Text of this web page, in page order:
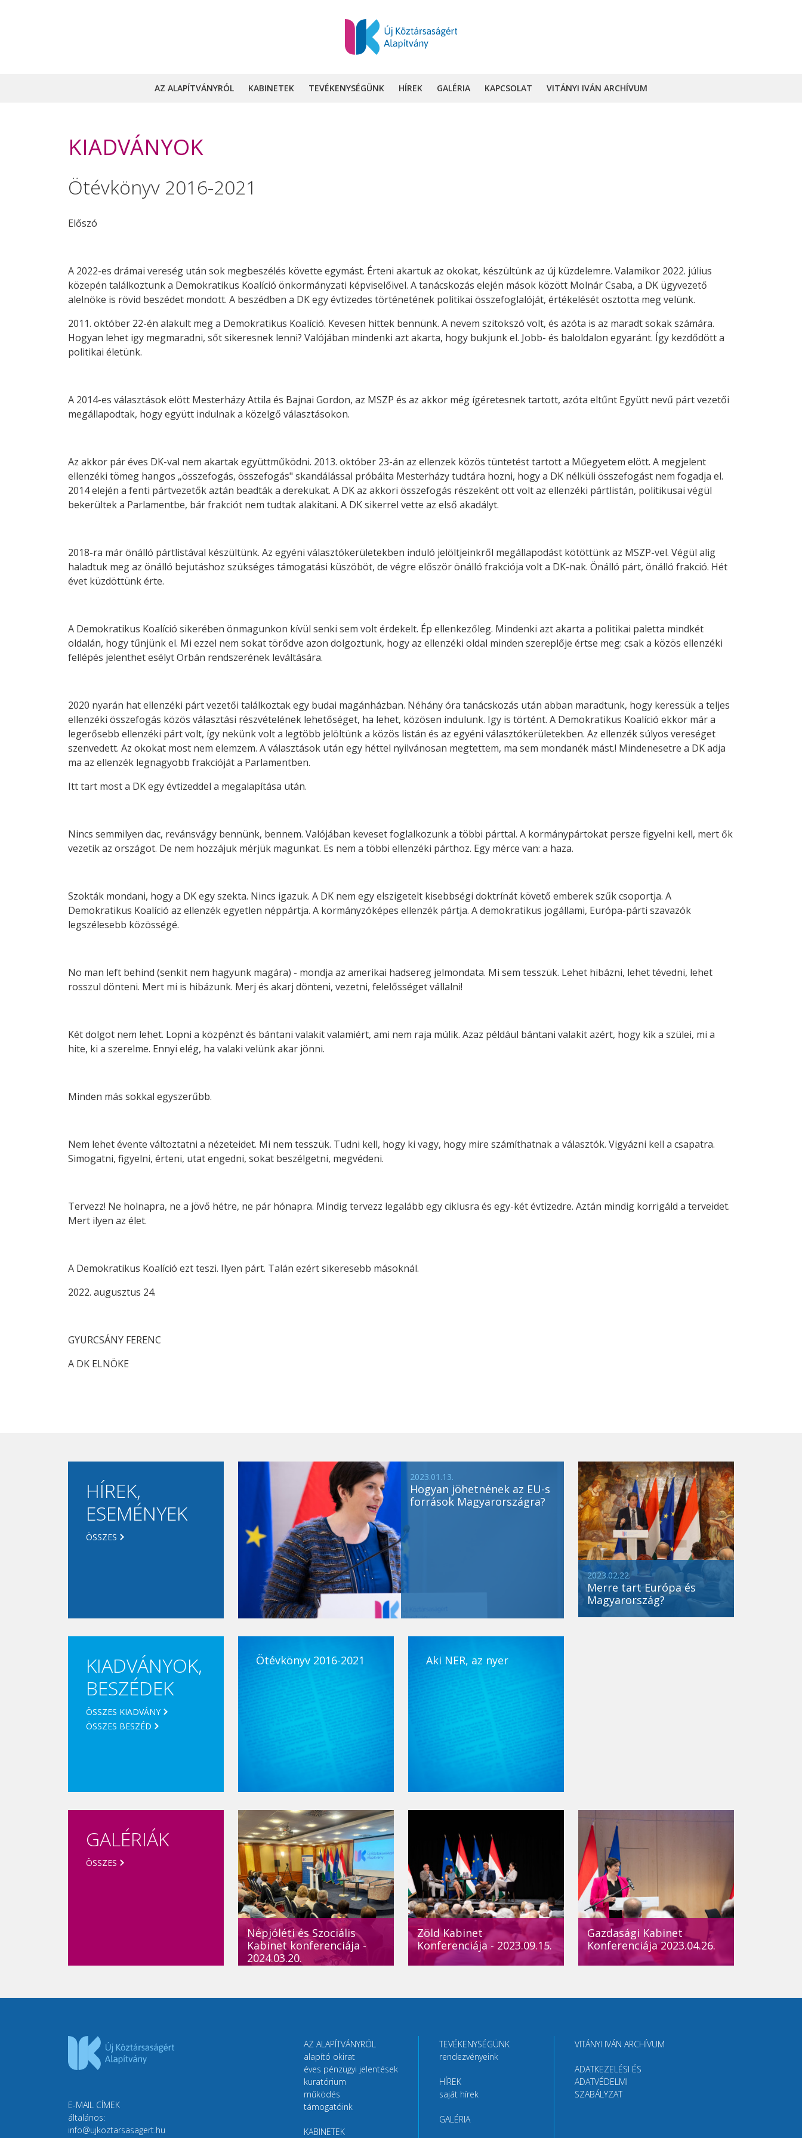
AZ ALAPÍTVÁNYRÓL KABINETEK TEVÉKENYSÉGÜNK HÍREK GALÉRIA KAPCSOLAT VITÁNYI IVÁN ARCHÍVUM
KIADVÁNYOK
Ötévkönyv 2016-2021
Előszó
A 2022-es drámai vereség után sok megbeszélés követte egymást. Érteni akartuk az okokat, készültünk az új küzdelemre. Valamikor 2022. július
közepén találkoztunk a Demokratikus Koalíció önkormányzati képviselőivel. A tanácskozás elején mások között Molnár Csaba, a DK ügyvezető
alelnöke is rövid beszédet mondott. A beszédben a DK egy évtizedes történetének politikai összefoglalóját, értékelését osztotta meg velünk.
2011. október 22-én alakult meg a Demokratikus Koalíció. Kevesen hittek bennünk. A nevem szitokszó volt, és azóta is az maradt sokak számára.
Hogyan lehet igy megmaradni, sőt sikeresnek lenni? Valójában mindenki azt akarta, hogy bukjunk el. Jobb- és baloldalon egyaránt. Így kezdődött a
politikai életünk.
A 2014-es választások elött Mesterházy Attila és Bajnai Gordon, az MSZP és az akkor még ígéretesnek tartott, azóta eltűnt Együtt nevű párt vezetői
megállapodtak, hogy együtt indulnak a közelgő választásokon.
Az akkor pár éves DK-val nem akartak együttműködni. 2013. október 23-án az ellenzek közös tüntetést tartott a Műegyetem elött. A megjelent
ellenzéki tömeg hangos „összefogás, összefogás" skandálással próbálta Mesterházy tudtára hozni, hogy a DK nélküli összefogást nem fogadja el.
2014 elején a fenti pártvezetők aztán beadták a derekukat. A DK az akkori összefogás részeként ott volt az ellenzéki pártlistán, politikusai végül
bekerültek a Parlamentbe, bár frakciót nem tudtak alakitani. A DK sikerrel vette az első akadályt.
2018-ra már önálló pártlistával készültünk. Az egyéni választókerületekben induló jelöltjeinkről megállapodást kötöttünk az MSZP-vel. Végül alig
haladtuk meg az önálló bejutáshoz szükséges támogatási küszöböt, de végre először önálló frakciója volt a DK-nak. Önálló párt, önálló frakció. Hét
évet küzdöttünk érte.
A Demokratikus Koalíció sikerében önmagunkon kívül senki sem volt érdekelt. Ép ellenkezőleg. Mindenki azt akarta a politikai paletta mindkét
oldalán, hogy tűnjünk el. Mi ezzel nem sokat törődve azon dolgoztunk, hogy az ellenzéki oldal minden szereplője értse meg: csak a közös ellenzéki
fellépés jelenthet esélyt Orbán rendszerének leváltására.
2020 nyarán hat ellenzéki párt vezetői találkoztak egy budai magánházban. Néhány óra tanácskozás után abban maradtunk, hogy keressük a teljes
ellenzéki összefogás közös választási részvételének lehetőséget, ha lehet, közösen indulunk. Igy is történt. A Demokratikus Koalíció ekkor már a
legerősebb ellenzéki párt volt, így nekünk volt a legtöbb jelöltünk a közös listán és az egyéni választókerületekben. Az ellenzék súlyos vereséget
szenvedett. Az okokat most nem elemzem. A választások után egy héttel nyilvánosan megtettem, ma sem mondanék mást.! Mindenesetre a DK adja
ma az ellenzék legnagyobb frakcióját a Parlamentben.
Itt tart most a DK egy évtizeddel a megalapítása után.
Nincs semmilyen dac, revánsvágy bennünk, bennem. Valójában keveset foglalkozunk a többi párttal. A kormánypártokat persze figyelni kell, mert ők
vezetik az országot. De nem hozzájuk mérjük magunkat. Es nem a többi ellenzéki párthoz. Egy mérce van: a haza.
Szokták mondani, hogy a DK egy szekta. Nincs igazuk. A DK nem egy elszigetelt kisebbségi doktrínát követő emberek szűk csoportja. A
Demokratikus Koalíció az ellenzék egyetlen néppártja. A kormányzóképes ellenzék pártja. A demokratikus jogállami, Európa-párti szavazók
legszélesebb közösségé.
No man left behind (senkit nem hagyunk magára) - mondja az amerikai hadsereg jelmondata. Mi sem tesszük. Lehet hibázni, lehet tévedni, lehet
rosszul dönteni. Mert mi is hibázunk. Merj és akarj dönteni, vezetni, felelősséget vállalni!
Két dolgot nem lehet. Lopni a közpénzt és bántani valakit valamiért, ami nem raja múlik. Azaz például bántani valakit azért, hogy kik a szülei, mi a
hite, ki a szerelme. Ennyi elég, ha valaki velünk akar jönni.
Minden más sokkal egyszerűbb.
Nem lehet évente változtatni a nézeteidet. Mi nem tesszük. Tudni kell, hogy ki vagy, hogy mire számíthatnak a választók. Vigyázni kell a csapatra.
Simogatni, figyelni, érteni, utat engedni, sokat beszélgetni, megvédeni.
Tervezz! Ne holnapra, ne a jövő hétre, ne pár hónapra. Mindig tervezz legalább egy ciklusra és egy-két évtizedre. Aztán mindig korrigáld a terveidet.
Mert ilyen az élet.
A Demokratikus Koalíció ezt teszi. Ilyen párt. Talán ezért sikeresebb másoknál.
2022. augusztus 24.
GYURCSÁNY FERENC
A DK ELNÖKE
HÍREK,
ESEMÉNYEK
ÖSSZES
2023.01.13.
Hogyan jöhetnének az EU-s
források Magyarországra?
2023.02.22.
Merre tart Európa és
Magyarország?
KIADVÁNYOK,
BESZÉDEK
ÖSSZES KIADVÁNY
ÖSSZES BESZÉD
Ötévkönyv 2016-2021 Aki NER, az nyer
GALÉRIÁK
ÖSSZES
Népjóléti és Szociális
Kabinet konferenciája -
2024.03.20.
Zöld Kabinet
Konferenciája - 2023.09.15.
Gazdasági Kabinet
Konferenciája 2023.04.26.
E-MAIL CÍMEK
általános:
info@ujkoztarsasagert.hu
AZ ALAPÍTVÁNYRÓL
alapító okirat
éves pénzügyi jelentések
kuratórium
működés
támogatóink
KABINETEK
TEVÉKENYSÉGÜNK
rendezvényeink
HÍREK
saját hírek
GALÉRIA
VITÁNYI IVÁN ARCHÍVUM
ADATKEZELÉSI ÉS
ADATVÉDELMI
SZABÁLYZAT